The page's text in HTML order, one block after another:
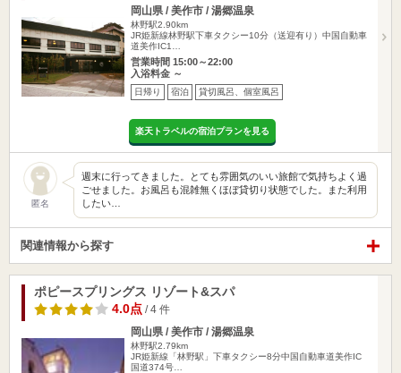
岡山県 / 美作市 / 湯郷温泉
林野駅2.90km
JR姫新線林野駅下車タクシー10分（送迎有り）中国自動車
道美作IC1…
営業時間 15:00～22:00
入浴料金 ～
日帰り 宿泊 貸切風呂、個室風呂
楽天トラベルの宿泊プランを見る
匿名
週末に行ってきました。とても雰囲気のいい旅館で気持ちよく過
ごせました。お風呂も混雑無くほぼ貸切り状態でした。また利用
したい…
関連情報から探す
ポピースプリングス リゾート&スパ
4.0点 / 4 件
岡山県 / 美作市 / 湯郷温泉
林野駅2.79km
JR姫新線「林野駅」下車タクシー8分中国自動車道美作IC
国道374号…